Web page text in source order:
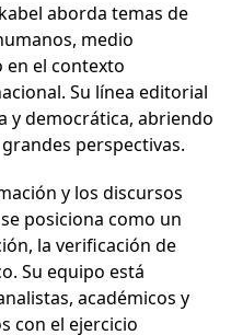
aborda temas de
medio
el contexto
Su línea editorial
y democrática, abriendo
perspectivas.
y los discursos
posiciona como un
la verificación de
Su equipo está
académicos y
con el ejercicio